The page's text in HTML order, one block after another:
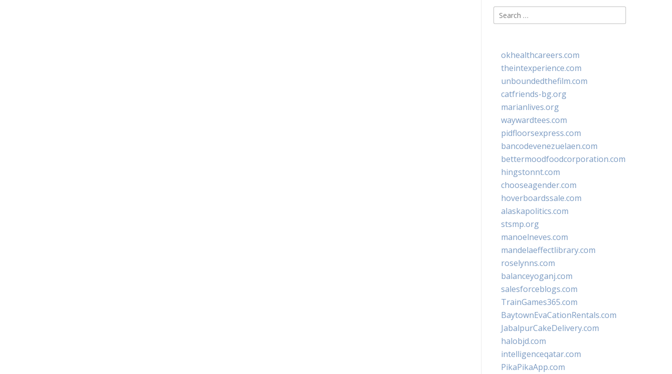
Search
for:
okhealthcareers.com
theintexperience.com
unboundedthefilm.com
catfriends-bg.org
marianlives.org
waywardtees.com
pidfloorsexpress.com
bancodevenezuelaen.com
bettermoodfoodcorporation.com
hingstonnt.com
chooseagender.com
hoverboardssale.com
alaskapolitics.com
stsmp.org
manoelneves.com
mandelaeffectlibrary.com
roselynns.com
balanceyoganj.com
salesforceblogs.com
TrainGames365.com
BaytownEvaCationRentals.com
JabalpurCakeDelivery.com
halobjd.com
intelligenceqatar.com
PikaPikaApp.com